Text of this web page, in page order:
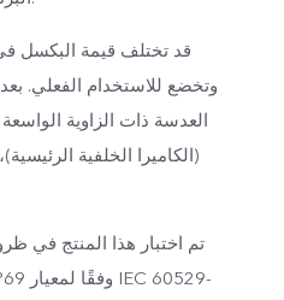
وتخضع للاستخدام الفعلي.